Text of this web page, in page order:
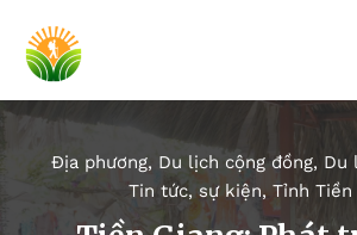
Địa phương, Du lịch cộng đồng, Du
Tin tức, sự kiện, Tỉnh Tiền